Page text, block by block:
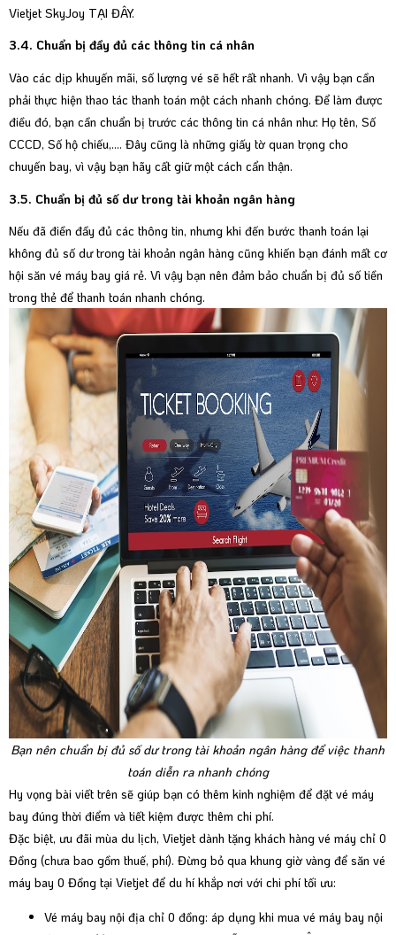
Vietjet SkyJoy TẠI ĐÂY.
3.4. Chuẩn bị đầy đủ các thông tin cá nhân
Vào các dịp khuyến mãi, số lượng vé sẽ hết rất nhanh. Vì vậy bạn cần
phải thực hiện thao tác thanh toán một cách nhanh chóng. Để làm được
điều đó, bạn cần chuẩn bị trước các thông tin cá nhân như: Họ tên, Số
CCCD, Số hộ chiếu,.... Đây cũng là những giấy tờ quan trọng cho
chuyến bay, vì vậy bạn hãy cất giữ một cách cẩn thận.
3.5. Chuẩn bị đủ số dư trong tài khoản ngân hàng
Nếu đã điền đầy đủ các thông tin, nhưng khi đến bước thanh toán lại
không đủ số dư trong tài khoản ngân hàng cũng khiến bạn đánh mất cơ
hội săn vé máy bay giá rẻ. Vì vậy bạn nên đảm bảo chuẩn bị đủ số tiền
trong thẻ để thanh toán nhanh chóng.
Bạn nên chuẩn bị đủ số dư trong tài khoản ngân hàng để việc thanh
toán diễn ra nhanh chóng
Hy vọng bài viết trên sẽ giúp bạn có thêm kinh nghiệm để đặt vé máy
bay đúng thời điểm và tiết kiệm được thêm chi phí.
Đặc biệt, ưu đãi mùa du lịch, Vietjet dành tặng khách hàng vé máy chỉ 0
Đồng (chưa bao gồm thuế, phí). Đừng bỏ qua khung giờ vàng để săn vé
máy bay 0 Đồng tại Vietjet để du hí khắp nơi với chi phí tối ưu:
Vé máy bay nội địa chỉ 0 đồng: áp dụng khi mua vé máy bay nội